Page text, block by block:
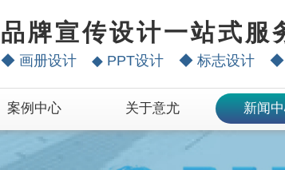
品牌宣传设计一站式服
◆ 画册设计 ◆ PPT设计 ◆ 标志设计 ◆
案例中心 关于意尤 新闻